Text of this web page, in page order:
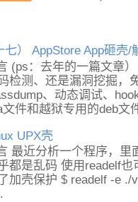
七） AppStore App砸壳/
(ps：去年的一篇文章
检测、还是漏洞挖掘，
、动态调试、
件和越狱专用的deb文
UPX壳
最近分析一个程序，
都是乱码 使用readelf
加壳保护 $ readelf -e ./